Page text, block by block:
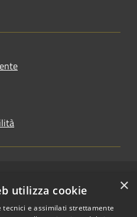
Copyright © 2026 • Comune di
Riccione • Powered by
Municipium•Accesso
×
utilizza cookie
tecnici e assimilati strettamente